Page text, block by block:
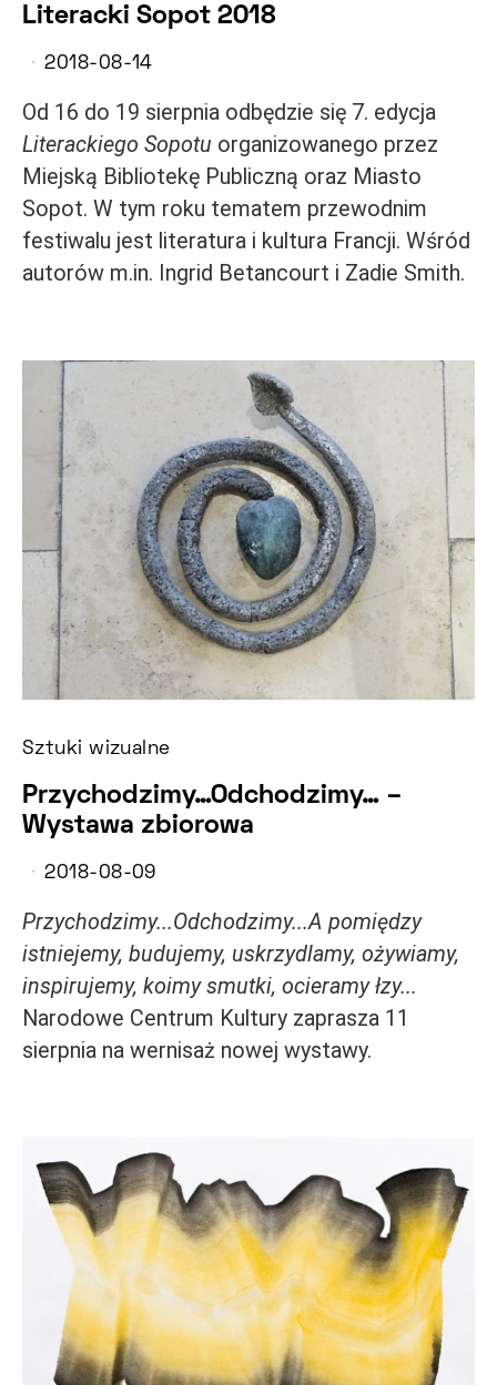
Literacki Sopot 2018
2018-08-14
Od 16 do 19 sierpnia odbędzie się 7. edycja
Literackiego Sopotu organizowanego przez
Miejską Bibliotekę Publiczną oraz Miasto
Sopot. W tym roku tematem przewodnim
festiwalu jest literatura i kultura Francji. Wśród
autorów m.in. Ingrid Betancourt i Zadie Smith.
Sztuki wizualne
Przychodzimy…Odchodzimy… –
Wystawa zbiorowa
2018-08-09
Przychodzimy...Odchodzimy...A pomiędzy
istniejemy, budujemy, uskrzydlamy, ożywiamy,
inspirujemy, koimy smutki, ocieramy łzy...
Narodowe Centrum Kultury zaprasza 11
sierpnia na wernisaż nowej wystawy.